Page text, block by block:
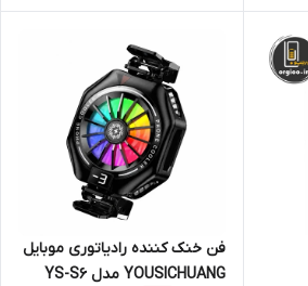
فن خنک کننده رادیاتوری موبایل
YOUSICHUANG مدل YS-S6